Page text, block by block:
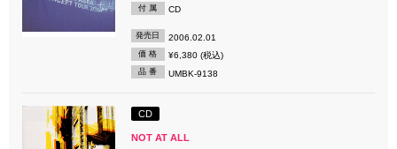
付 属 CD
発売日 2006.02.01
価 格 ¥6,380 (税込)
品 番 UMBK-9138
CD
NOT AT ALL